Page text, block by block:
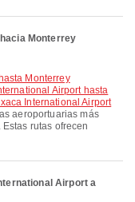
Monterrey
Airport hasta
International Airport
aeroportuarias más
rutas ofrecen
Airport a